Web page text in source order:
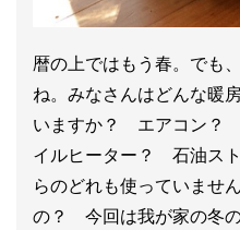
暦の上ではもう春。でも
ね。みなさんはどんな暖
いますか？ エアコン？
イルヒーター？ 石油ス
らのどれも使っていませ
の？ 今回は我が家の冬